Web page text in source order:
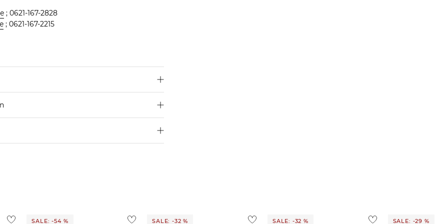
; 0621-167-2828
; 0621-167-2215
Ausland findest duhier
SALE: -54 % SALE: -32 % SALE: -32 % SALE: -29 %